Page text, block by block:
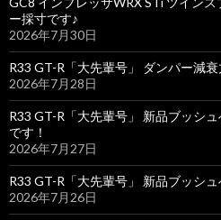
ー採寸です♪
2026年7月30日
R33 GT-R「大先輩号」 ダンパー減
2026年7月28日
R33 GT-R「大先輩号」 新品ブッシ
です！
2026年7月27日
R33 GT-R「大先輩号」 新品ブッシ
2026年7月26日